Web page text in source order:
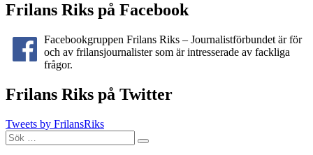
Frilans Riks på Facebook
Facebookgruppen Frilans Riks – Journalistförbundet är för
och av frilansjournalister som är intresserade av fackliga
frågor.
Frilans Riks på Twitter
Tweets by FrilansRiks
Sök
efter:
Sök